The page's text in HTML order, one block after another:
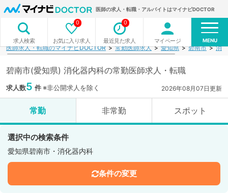
医師の求人・転職・アルバイトはマイナビDOCTOR
求人検索 お気に入り求人
0
最近見た求人
0
マイページ MENU
医師求人・転職のマイナビDOCTOR 常勤医師求人 愛知県 碧南市 消
碧南市(愛知県) 消化器内科の常勤医師求人・転職
求人数5 件※非公開求人を除く 2026年08月07日更新
常勤 非常勤 スポット
選択中の検索条件
愛知県碧南市・消化器内科
条件の変更